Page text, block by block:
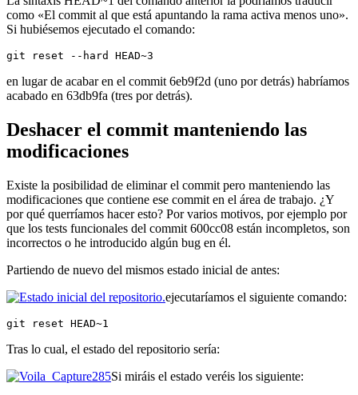
como «El commit al que está apuntando la rama activa menos uno».
Si hubiésemos ejecutado el comando:
git reset --hard HEAD~3
en lugar de acabar en el commit 6eb9f2d (uno por detrás) habríamos
acabado en 63db9fa (tres por detrás).
Deshacer el commit manteniendo las
modificaciones
Existe la posibilidad de eliminar el commit pero manteniendo las
modificaciones que contiene ese commit en el área de trabajo. ¿Y
por qué querríamos hacer esto? Por varios motivos, por ejemplo por
que los tests funcionales del commit 600cc08 están incompletos, son
incorrectos o he introducido algún bug en él.
Partiendo de nuevo del mismos estado inicial de antes:
ejecutaríamos el siguiente comando:
git reset HEAD~1
Tras lo cual, el estado del repositorio sería:
Si miráis el estado veréis los siguiente: